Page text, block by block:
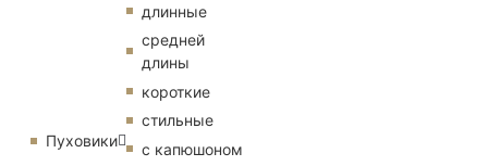
Пуховики
длинные
средней
длины
короткие
стильные
с капюшоном